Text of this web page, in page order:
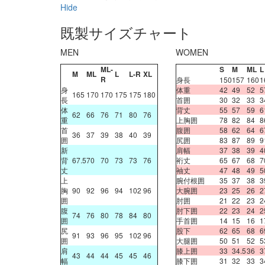
Hide
既製サイズチャート
MEN
M ML ML-
R
L L-R XL
身
長
165 170 170 175 175 180
体
重
62 66 76 71 80
76
首
囲
36 37 39 38 40
39
新
背
丈
67.570 70 73 73
76
上
胸
囲
90 92 96 94 102 96
腹
囲
74 76 80 78 84 80
尻
囲
91 93 96 95 102 96
肩
幅
43 44 44 45 45 46
WOMEN
S M ML L
身長 150157 160
体重
42 49 52
首囲
30 32 33
背丈
55 57 59
上胸囲
78 82 84
腹囲
58 62 64
尻囲
83 87 89
肩幅
37 38 39
裄丈
65 67 68
袖丈
47 48 49
腕付根囲
35 37 38
大腕囲
23 25 26
肘囲
21 22 23
肘下囲
22 23 24
手首囲
14 15 16
股下
62 65 68
大腿囲
50 51 52
膝上囲
33 34.536
膝下囲
31 32 33